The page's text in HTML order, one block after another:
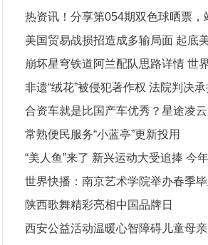
简谱
热资讯！分享第054期双色球晒票，
更高才能看得更远
美国贸易战损招造成多输局面 起底
易战反智本质述评
崩坏星穹铁道阿兰配队思路详情 世
焦点
非遗“绒花”被侵犯著作权 法院判决
权责任 环球看热讯
合资车就是比国产车优秀？星途凌
个不服
常熟便民服务“小蓝亭”更新投用
“美人鱼”来了 新兴运动大受追捧 今
在无锡开赛 新要闻
世界快播：南京艺术学院举办春季
校园招聘会 150多家用人单位带来
多职位
陕西歌舞精彩亮相中国品牌日
西安公益活动温暖心智障碍儿童母亲